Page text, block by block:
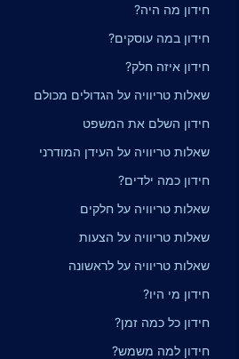
חידון מה היה?
חידון במה עוסקים?
חידון איזה חלק?
שאלות טריוויה על הגדולים מכולם
חידון השלם את המשפט
שאלות טריוויה על העידן המודרני
חידון כמה ילדים?
שאלות טריוויה על חלקים
שאלות טריוויה על הצעות
שאלות טריוויה על לראשונה
חידון מי היו?
חידון כל כמה זמן?
חידון למה משמש?